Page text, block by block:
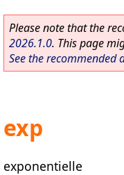
Please note that the
2026.1.0. This page
See the
exp
exponentielle